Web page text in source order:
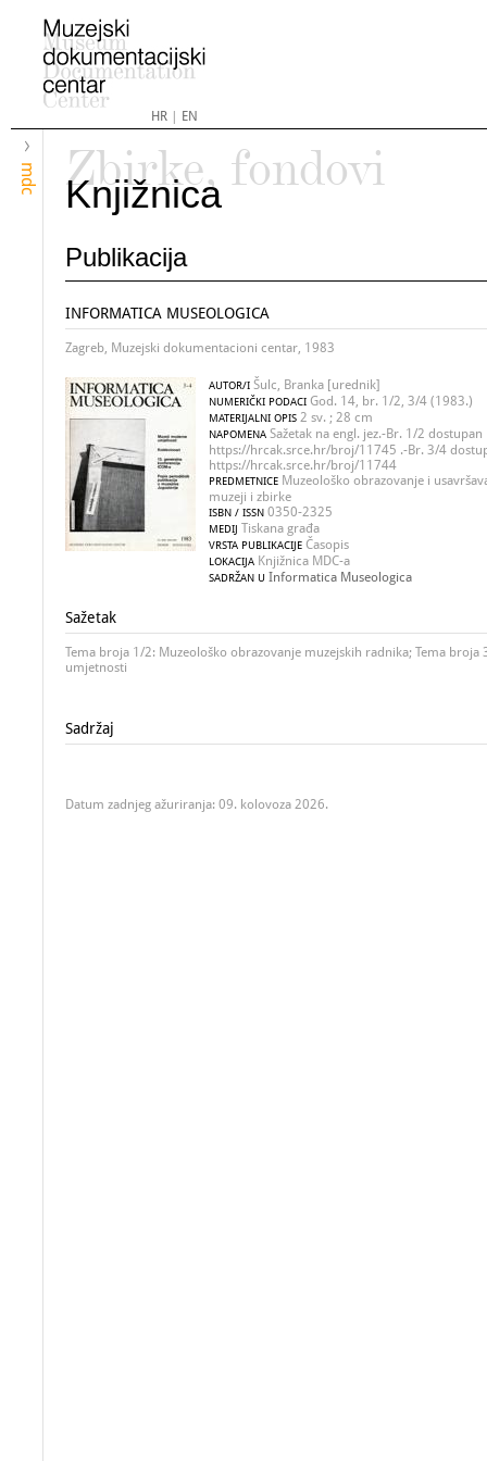
HR| EN
mdc
Zbirke, fondovi
Knjižnica
Publikacija
INFORMATICA MUSEOLOGICA
Zagreb, Muzejski dokumentacioni centar, 1983
AUTOR/I Šulc, Branka [urednik]
NUMERIČKI PODACI God. 14, br. 1/2, 3/4 (1983.)
MATERIJALNI OPIS 2 sv. ; 28 cm
NAPOMENA Sažetak na engl. jez.-Br. 1/2 dostupan
https://hrcak.srce.hr/broj/11745 .-Br. 3/4
https://hrcak.srce.hr/broj/11744
PREDMETNICE Muzeološko obrazovanje i
muzeji i zbirke
ISBN / ISSN 0350-2325
MEDIJ Tiskana građa
VRSTA PUBLIKACIJE Časopis
LOKACIJA Knjižnica MDC-a
SADRŽAN U Informatica Museologica
Sažetak
Tema broja 1/2: Muzeološko obrazovanje muzejskih radnika; Tema broja
umjetnosti
Sadržaj
Datum zadnjeg ažuriranja: 09. kolovoza 2026.